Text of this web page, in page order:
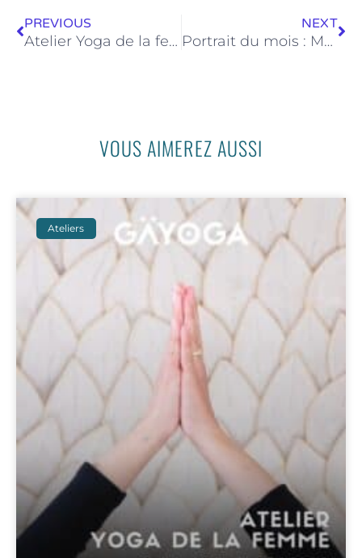
PREVIOUS
Atelier Yoga de la femme – 07 octobre 2023 de 16h00 à 18h00
NEXT
Portrait du mois : Mathilde
VOUS AIMEREZ AUSSI
Ateliers